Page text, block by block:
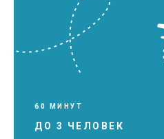
60 МИНУТ
ДО 3 ЧЕЛОВЕК